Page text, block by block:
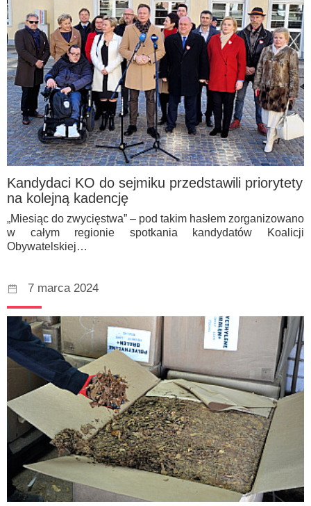
Kandydaci KO do sejmiku przedstawili priorytety
na kolejną kadencję
„Miesiąc do zwycięstwa” – pod takim hasłem zorganizowano
w całym regionie spotkania kandydatów Koalicji
Obywatelskiej…
7 marca 2024